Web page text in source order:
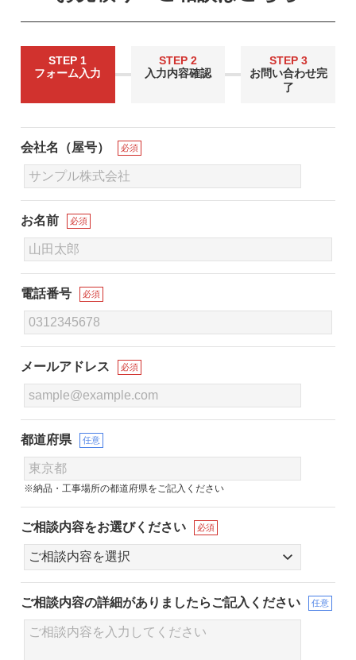
STEP 1
フォーム入力
STEP 2
入力内容確認
STEP 3
お問い合わせ完
了
会社名（屋号） 必須
お名前 必須
電話番号 必須
メールアドレス 必須
都道府県 任意
※納品・工事場所の都道府県をご記入ください
ご相談内容をお選びください 必須
ご相談内容の詳細がありましたらご記入ください 任意